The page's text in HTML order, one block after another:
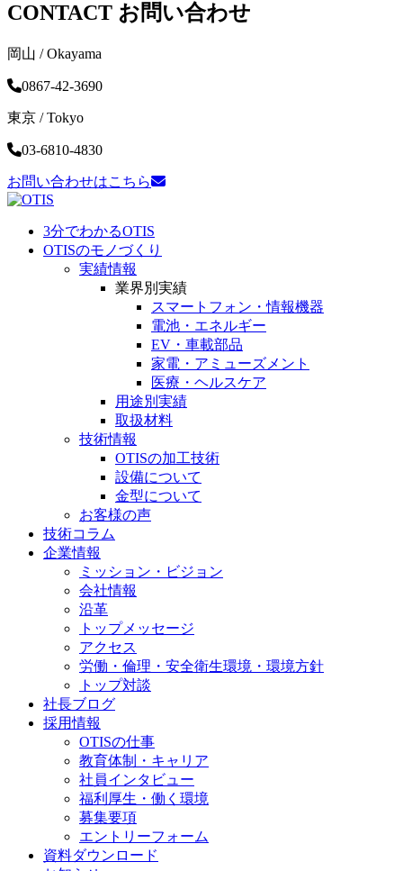
CONTACT お問い合わせ
岡山 / Okayama
0867-42-3690
東京 / Tokyo
03-6810-4830
お問い合わせはこちら
3分でわかるOTIS
OTISのモノづくり
実績情報
業界別実績
スマートフォン・情報機器
電池・ エネルギー
EV・車載部品
家電・ アミューズメント
医療・ ヘルスケア
用途別実績
取扱材料
技術情報
OTISの加工技術
設備について
金型について
お客様の声
技術コラム
企業情報
ミッション・ビジョン
会社情報
沿革
トップメッセージ
アクセス
労働・倫理・安全衛生環境・環境方針
トップ対談
社長ブログ
採用情報
OTISの仕事
教育体制・キャリア
社員インタビュー
福利厚生・働く環境
募集要項
エントリーフォーム
資料ダウンロード